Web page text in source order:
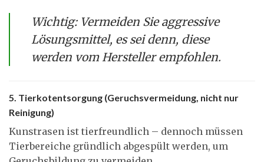
Wichtig: Vermeiden Sie aggressive
Lösungsmittel, es sei denn, diese
werden vom Hersteller empfohlen.
5. Tierkotentsorgung (Geruchsvermeidung, nicht nur
Reinigung)
Kunstrasen ist tierfreundlich – dennoch müssen
Tierbereiche gründlich abgespült werden, um